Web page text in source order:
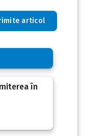
articol
în